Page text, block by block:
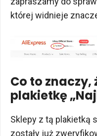
której widnieje
Co to znaczy,
plakietkę
Sklepy z tą plakietką
zostały już